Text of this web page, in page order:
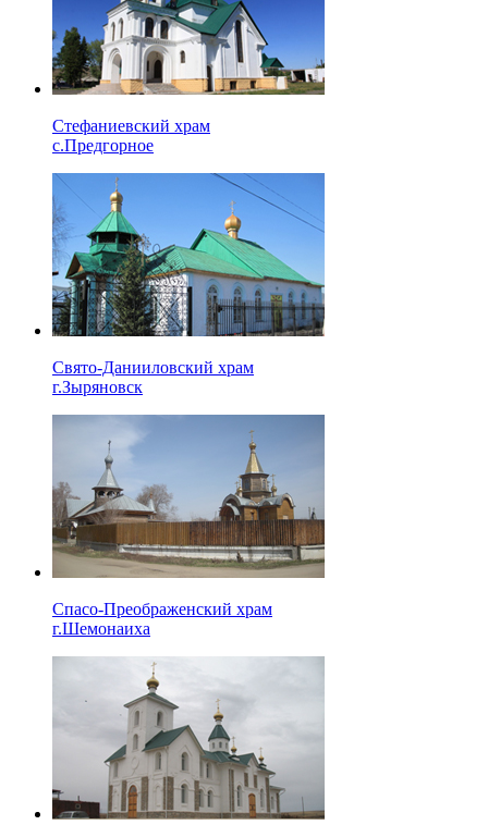
Стефаниевский храм
с.Предгорное
Свято-Данииловский храм
г.Зыряновск
Спасо-Преображенский храм
г.Шемонаиха